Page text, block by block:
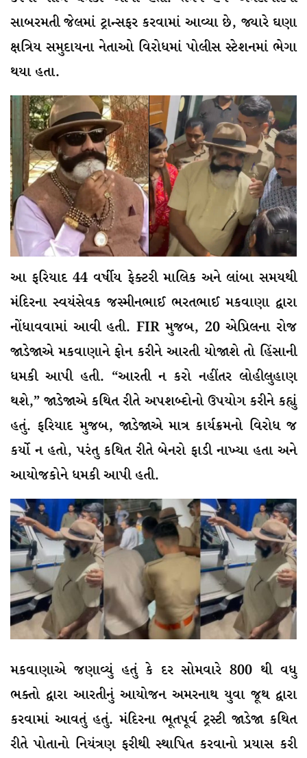
સાબરમતી જેલમાં ટ્રાન્સફર કરવામાં આવ્યા છે, જ્યારે ઘણા
ક્ષત્રિય સમુદાયના નેતાઓ વિરોધમાં પોલીસ સ્ટેશનમાં ભેગા
થયા હતા.
આ ફરિયાદ 44 વર્ષીય ફેક્ટરી માલિક અને લાંબા સમયથી
મંદિરના સ્વયંસેવક જસ્મીનભાઈ ભરતભાઈ મકવાણા દ્વારા
નોંધાવવામાં આવી હતી. FIR મુજબ, 20 એપ્રિલના રોજ
જાડેજાએ મકવાણાને ફોન કરીને આરતી યોજાશે તો હિંસાની
ધમકી આપી હતી. “આરતી ન કરો નહીંતર લોહીલુહાણ
થશે,” જાડેજાએ કથિત રીતે અપશબ્દોનો ઉપયોગ કરીને કહ્યું
હતું. ફરિયાદ મુજબ, જાડેજાએ માત્ર કાર્યક્રમનો વિરોધ જ
કર્યો ન હતો, પરંતુ કથિત રીતે બેનરો ફાડી નાખ્યા હતા અને
આયોજકોને ધમકી આપી હતી.
મકવાણાએ જણાવ્યું હતું કે દર સોમવારે 800 થી વધુ
ભક્તો દ્વારા આરતીનું આયોજન અમરનાથ યુવા જૂથ દ્વારા
કરવામાં આવતું હતું. મંદિરના ભૂતપૂર્વ ટ્રસ્ટી જાડેજા કથિત
રીતે પોતાનો નિયંત્રણ ફરીથી સ્થાપિત કરવાનો પ્રયાસ કરી